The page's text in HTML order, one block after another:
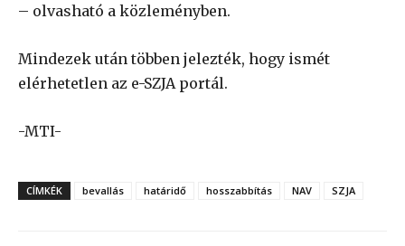
– olvasható a közleményben.
Mindezek után többen jelezték, hogy ismét
elérhetetlen az e-SZJA portál.
-MTI-
CÍMKÉK bevallás határidő hosszabbítás NAV SZJA